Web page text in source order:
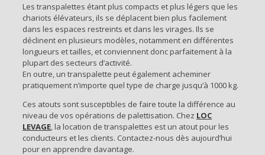
Les transpalettes étant plus compacts et plus légers que les
chariots élévateurs, ils se déplacent bien plus facilement
dans les espaces restreints et dans les virages. Ils se
déclinent en plusieurs modèles, notamment en différentes
longueurs et tailles, et conviennent donc parfaitement à la
plupart des secteurs d’activité.
En outre, un transpalette peut également acheminer
pratiquement n’importe quel type de charge jusqu’à 1000 kg.
Ces atouts sont susceptibles de faire toute la différence au
niveau de vos opérations de palettisation. Chez LOC
LEVAGE , la location de transpalettes est un atout pour les
conducteurs et les clients. Contactez-nous dès aujourd’hui
pour en apprendre davantage.